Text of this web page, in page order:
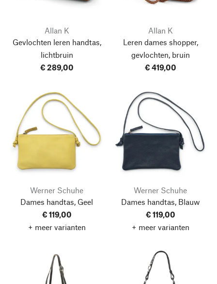
Allan K
Gevlochten leren handtas,
lichtbruin
€ 289,00
Allan K
Leren dames shopper,
gevlochten, bruin
€ 419,00
Werner Schuhe
Dames handtas, Geel
€ 119,00
+ meer varianten
Werner Schuhe
Dames handtas, Blauw
€ 119,00
+ meer varianten